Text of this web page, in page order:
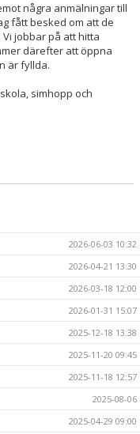
några anmälningar till
fått besked om att de
jobbar på att hitta
därefter att öppna
är fyllda.
simhopp och
2026-06-03 10:32
2026-04-21 13:30
2026-03-18 12:00
2026-01-31 15:07
2025-12-18 13:38
2025-11-20 09:45
2025-11-18 12:57
2025-08-06
2025-04-29 09:00